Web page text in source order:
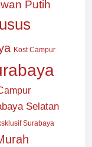
Putih
Kost Campur
Selatan
Surabaya